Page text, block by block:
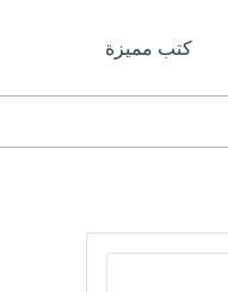
كتب مميزة